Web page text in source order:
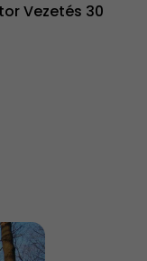
Vezetés 30